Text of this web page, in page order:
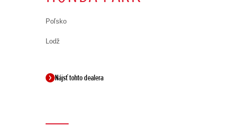
Poľsko
Lodž
Nájsť tohto dealera